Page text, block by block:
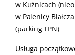
w Kuźnicach
w Palenicy
(parking TPN).
Usługa